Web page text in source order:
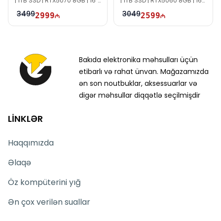
WUXGA | 165Hz
34992999
WUXGA | 165Hz
30492599
Bakıda elektronika məhsulları üçün
etibarlı və rahat ünvan. Mağazamızda
ən son noutbuklar, aksessuarlar və
digər məhsullar diqqətlə seçilmişdir
LİNKLƏR
Haqqımızda
Əlaqə
Öz kompüterini yığ
Ən çox verilən suallar